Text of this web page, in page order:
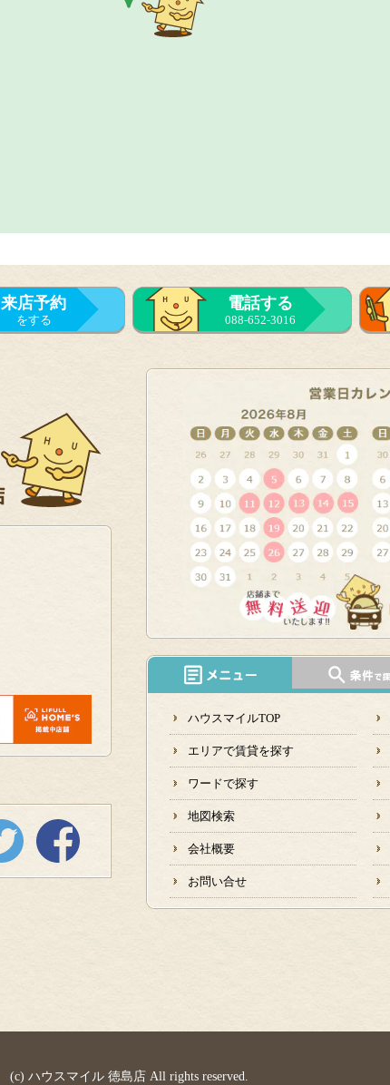
来店予約
をする
電話する
088-652-3016
ハウスマイルTOP
エリアで賃貸を探す
ワードで探す
地図検索
会社概要
お問い合せ
(c) ハウスマイル 徳島店 All rights reserved.